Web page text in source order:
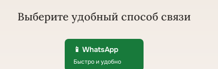
Выберите удобный способ связи
📱 WhatsApp
Быстро и удобно